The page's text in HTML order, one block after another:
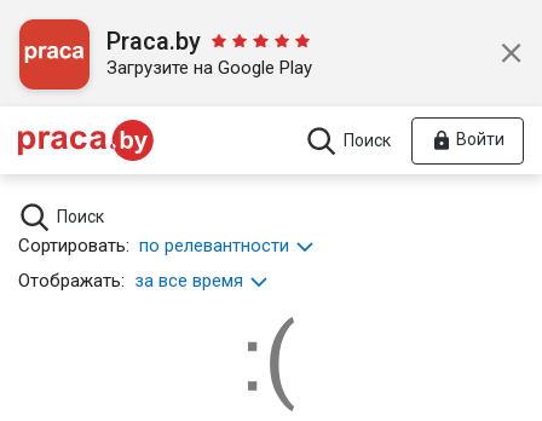
Praca.by
Загрузите на Google Play
Поиск Войти
Поиск
Сортировать: по релевантности
Отображать: за все время